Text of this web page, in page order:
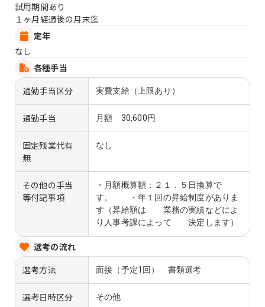
試用期間あり
１ヶ月経過後の月末迄
定年
なし
各種手当
通勤手当区分
実費支給（上限あり）
通勤手当 月額 30,600円
固定残業代有
無
なし
その他の手当
等付記事項
・月額概算額：２１．５日換算で
す。 ・年１回の昇給制度がありま
す（昇給額は 業務の実績などによ
り人事考課によって 決定します）
選考の流れ
選考方法
面接（予定1回） 書類選考
選考日時区分 その他